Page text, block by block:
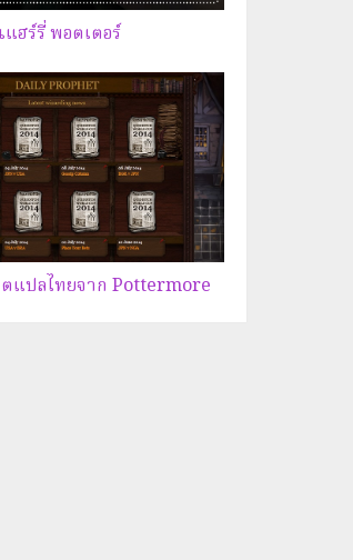
ฮร์รี่ พอตเตอร์
แปลไทยจาก Pottermore